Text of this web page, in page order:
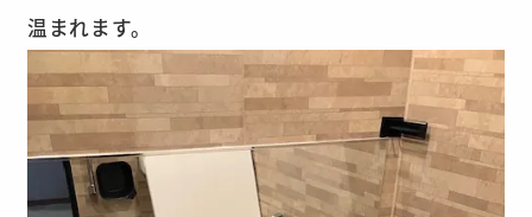
温まれます。